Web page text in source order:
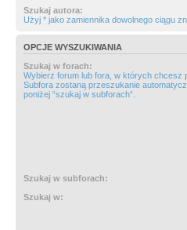
Szukaj autora:
Użyj * jako zamiennika dowolnego ciągu
OPCJE WYSZUKIWANIA
Szukaj w forach:
Wybierz forum lub fora, w których chcesz
Subfora zostaną przeszukanie
poniżej “szukaj w subforach“.
Szukaj w subforach:
Szukaj w: